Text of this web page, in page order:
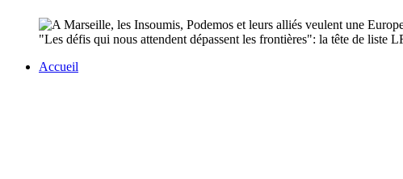
"Les défis qui nous attendent dépassent les frontières": la tête de liste
Accueil